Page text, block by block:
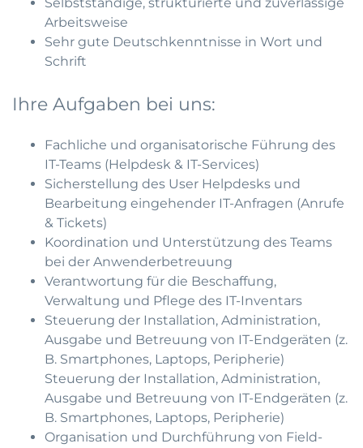
Arbeitsweise
Sehr gute Deutschkenntnisse in Wort und
Schrift
Ihre Aufgaben bei uns:
Fachliche und organisatorische Führung des
IT-Teams (Helpdesk & IT-Services)
Sicherstellung des User Helpdesks und
Bearbeitung eingehender IT-Anfragen (Anrufe
& Tickets)
Koordination und Unterstützung des Teams
bei der Anwenderbetreuung
Verantwortung für die Beschaffung,
Verwaltung und Pflege des IT-Inventars
Steuerung der Installation, Administration,
Ausgabe und Betreuung von IT-Endgeräten (z.
B. Smartphones, Laptops, Peripherie)
Steuerung der Installation, Administration,
Ausgabe und Betreuung von IT-Endgeräten (z.
B. Smartphones, Laptops, Peripherie)
Organisation und Durchführung von Field-